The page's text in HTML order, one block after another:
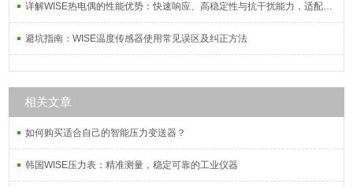
详解WISE热电偶的性能优势：快速响应、高稳定性与抗干扰能力，适配复杂工况需求
避坑指南：WISE温度传感器使用常见误区及纠正方法
相关文章
如何购买适合自己的智能压力变送器？
韩国WISE压力表：精准测量，稳定可靠的工业仪器